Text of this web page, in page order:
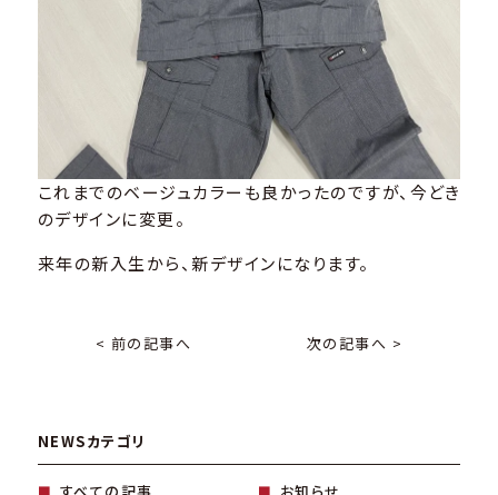
これまでのベージュカラーも良かったのですが、今どき
のデザインに変更。
来年の新入生から、新デザインになります。
< 前の記事へ 次の記事へ >
NEWSカテゴリ